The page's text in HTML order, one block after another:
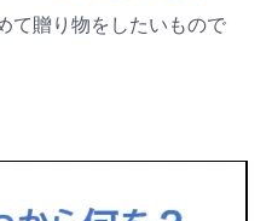
て贈り物をしたいもので